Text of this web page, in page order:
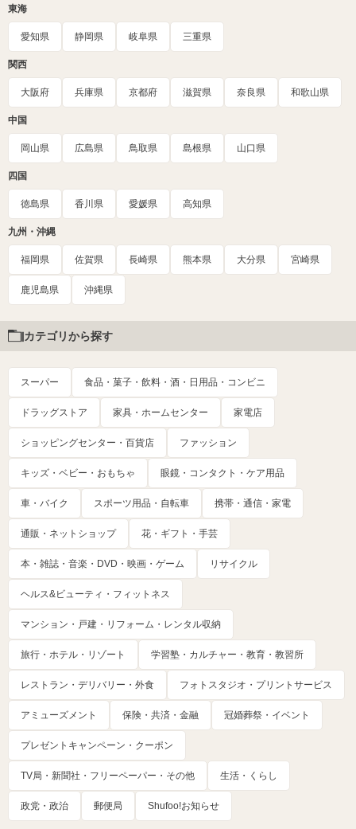
東海
愛知県 静岡県 岐阜県 三重県
関西
大阪府 兵庫県 京都府 滋賀県 奈良県 和歌山県
中国
岡山県 広島県 鳥取県 島根県 山口県
四国
徳島県 香川県 愛媛県 高知県
九州・沖縄
福岡県 佐賀県 長崎県 熊本県 大分県 宮崎県
鹿児島県 沖縄県
カテゴリから探す
スーパー 食品・菓子・飲料・酒・日用品・コンビニ
ドラッグストア 家具・ホームセンター 家電店
ショッピングセンター・百貨店 ファッション
キッズ・ベビー・おもちゃ 眼鏡・コンタクト・ケア用品
車・バイク スポーツ用品・自転車 携帯・通信・家電
通販・ネットショップ 花・ギフト・手芸
本・雑誌・音楽・DVD・映画・ゲーム リサイクル
ヘルス&ビューティ・フィットネス
マンション・戸建・リフォーム・レンタル収納
旅行・ホテル・リゾート 学習塾・カルチャー・教育・教習所
レストラン・デリバリー・外食 フォトスタジオ・プリントサービス
アミューズメント 保険・共済・金融 冠婚葬祭・イベント
プレゼントキャンペーン・クーポン
TV局・新聞社・フリーペーパー・その他 生活・くらし
政党・政治 郵便局 Shufoo!お知らせ